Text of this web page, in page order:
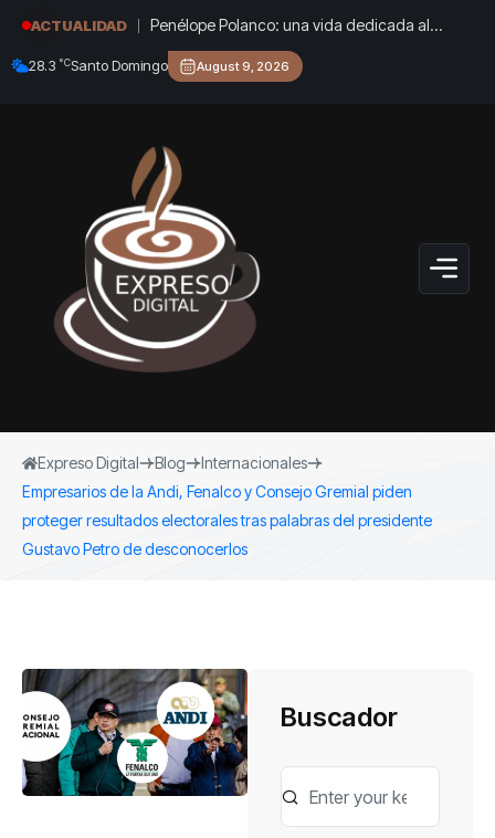
ACTUALIDAD
Penélope Polanco: una vida dedicada al
karate y al orgullo de representar a República
Dominicana
28.3 °CSanto Domingo August 9, 2026
Expreso Digital Blog
Internacionales
Empresarios de la Andi, Fenalco y Consejo Gremial piden
proteger resultados electorales tras palabras del presidente
Gustavo Petro de desconocerlos
Buscador